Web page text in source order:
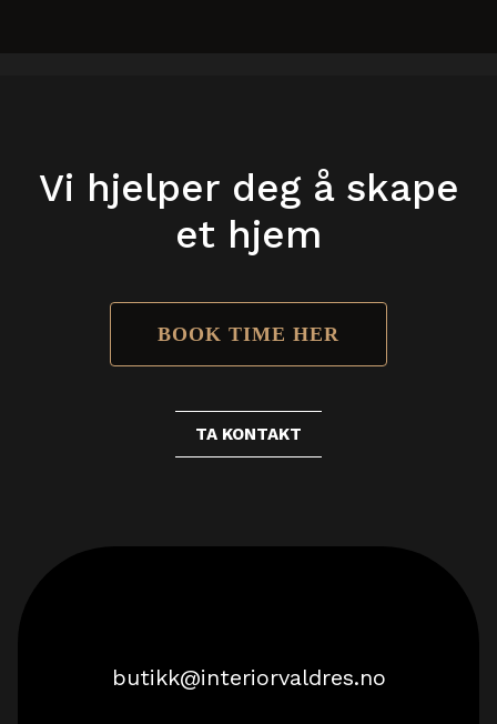
Vi hjelper deg å skape
et hjem
BOOK TIME HER
TA KONTAKT
butikk@interiorvaldres.no